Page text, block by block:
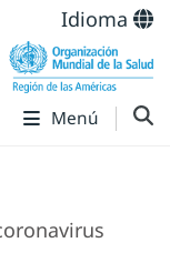
Idioma
Menú